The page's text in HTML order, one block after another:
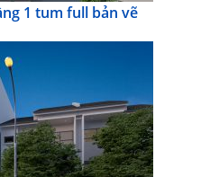
1 tum full bản vẽ